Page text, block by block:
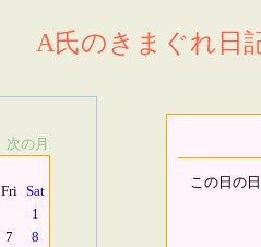
A氏のきまぐれ日
次の月
Fri Sat
1
7
8
この日の